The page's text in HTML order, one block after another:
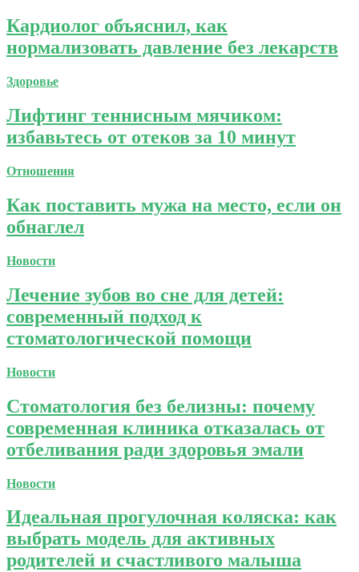
Кардиолог объяснил, как
нормализовать давление без лекарств
Здоровье
Лифтинг теннисным мячиком:
избавьтесь от отеков за 10 минут
Отношения
Как поставить мужа на место, если он
обнаглел
Новости
Лечение зубов во сне для детей:
современный подход к
стоматологической помощи
Новости
Стоматология без белизны: почему
современная клиника отказалась от
отбеливания ради здоровья эмали
Новости
Идеальная прогулочная коляска: как
выбрать модель для активных
родителей и счастливого малыша